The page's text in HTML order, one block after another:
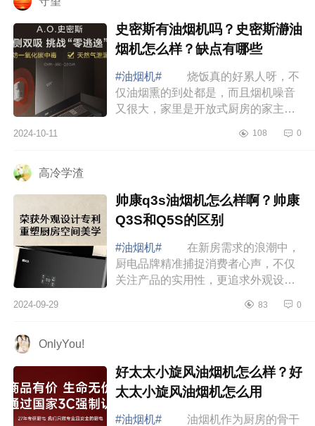
史密斯有油烟机吗？史密斯瀞油
烟机怎么样？缺点有哪些
#油烟机#
烧饭真的好累人呀，不
仅油烟熏的到处都是，而且烟机噪音
又很大，家里是开放式厨房的家主子
介绍下史密斯有油烟机吗？史密斯瀞
2024-10-11 108 0
高冷学渣
帅康q3s油烟机怎么样啊？帅康
Q3S和Q5S的区别
#油烟机#
在新房需求的浪潮中，
厨电品牌精准捕捉消费者心声，不仅
关注产品的实用性，更追求外观设计
便捷性，下面小编为大家介绍下帅康
2024-09-29 83 0
OnlyYou!
好太太小旋风油烟机怎么样？好
太太小旋风油烟机怎么用
#油烟机#
油烟机作为厨房的骨干